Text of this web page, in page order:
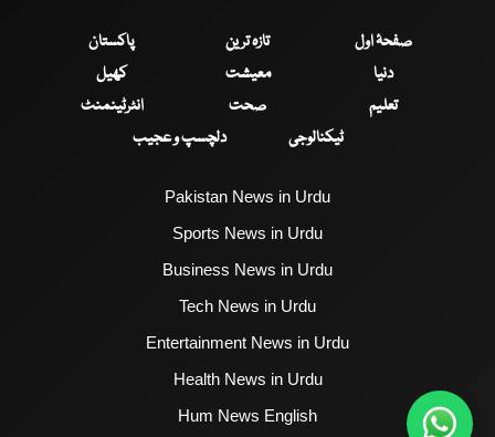
صفحۂ اول تازہ ترین
پاکستان
دنیا
معیشت
کھیل
تعلیم
صحت
انٹرٹینمنٹ
ٹیکنالوجی
دلچسپ و عجیب
Pakistan News in Urdu
Sports News in Urdu
Business News in Urdu
Tech News in Urdu
Entertainment News in Urdu
Health News in Urdu
Hum News English